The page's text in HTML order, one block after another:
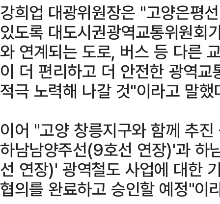
강희업 대광위원장은 "고양은평
있도록 대도시권광역교통위원회
와 연계되는 도로, 버스 등 다른
이 더 편리하고 더 안전한 광역
적극 노력해 나갈 것"이라고 말했
이어 "고양 창릉지구와 함께 추
하남남양주선(9호선 연장)'과 하
선 연장)' 광역철도 사업에 대한
협의를 완료하고 승인할 예정"이